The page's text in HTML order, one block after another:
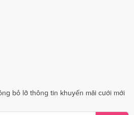
bỏ lỡ thông tin khuyến mãi cưới mới